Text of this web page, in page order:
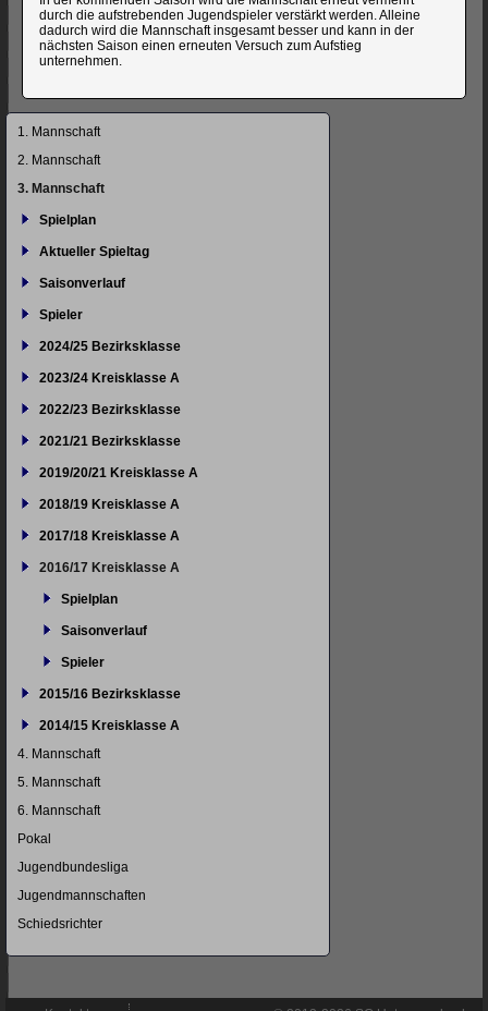
durch die aufstrebenden Jugendspieler verstärkt werden. Alleine
dadurch wird die Mannschaft insgesamt besser und kann in der
nächsten Saison einen erneuten Versuch zum Aufstieg
unternehmen.
Navigation
1. Mannschaft
2. Mannschaft
3. Mannschaft
Spielplan
Aktueller Spieltag
Saisonverlauf
Spieler
2024/25 Bezirksklasse
2023/24 Kreisklasse A
2022/23 Bezirksklasse
2021/21 Bezirksklasse
2019/20/21 Kreisklasse A
2018/19 Kreisklasse A
2017/18 Kreisklasse A
2016/17 Kreisklasse A
Spielplan
Saisonverlauf
Spieler
2015/16 Bezirksklasse
2014/15 Kreisklasse A
4. Mannschaft
5. Mannschaft
6. Mannschaft
Pokal
Jugendbundesliga
Jugendmannschaften
Schiedsrichter